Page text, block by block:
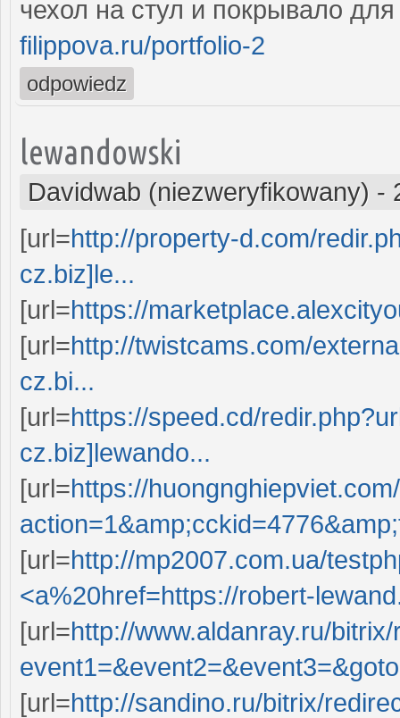
чехол на стул и покрывало
filippova.ru/portfolio-2
odpowiedz
lewandowski
Davidwab (niezweryfikowany) -
[url=http://property-d.com/
cz.biz]le...
[url=https://
[url=http://twistcams.com/
cz.bi...
[url=https://speed.cd/
cz.biz]lewando...
[url=https://
[url=http://mp2007.com.ua/
<a%20href=https://robert-
[url=http://www.aldanray.ru/
[url=http://sandino.ru/bitrix/